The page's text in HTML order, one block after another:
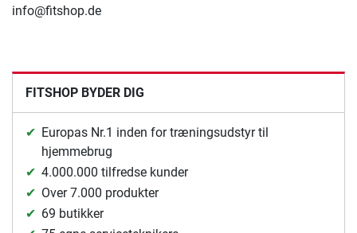
info@fitshop.de
FITSHOP BYDER DIG
Europas Nr.1 inden for træningsudstyr til
hjemmebrug
4.000.000 tilfredse kunder
Over 7.000 produkter
69 butikker